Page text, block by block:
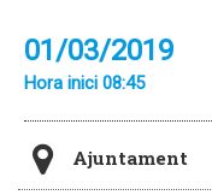
01/03/2019
Hora inici 08:45
Ajuntament